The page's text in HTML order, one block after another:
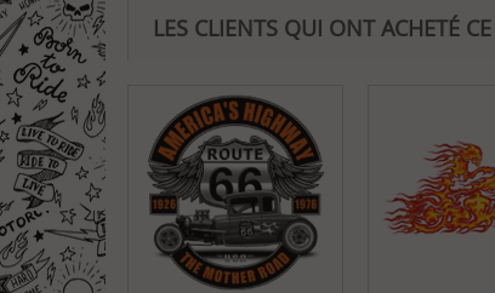
LES CLIENTS QUI ONT ACHETÉ